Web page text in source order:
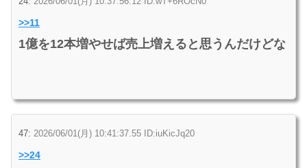
>>11
1億を12本増やせば売上増えると思うんだけどな
47: 2026/06/01(月) 10:41:37.55 ID:iuKicJq20
>>24